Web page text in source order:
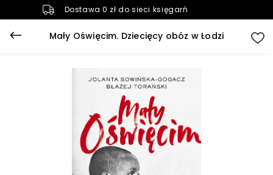
Dostawa 0 zł do sieci księgarń
Mały Oświęcim. Dziecięcy obóz w Łodzi